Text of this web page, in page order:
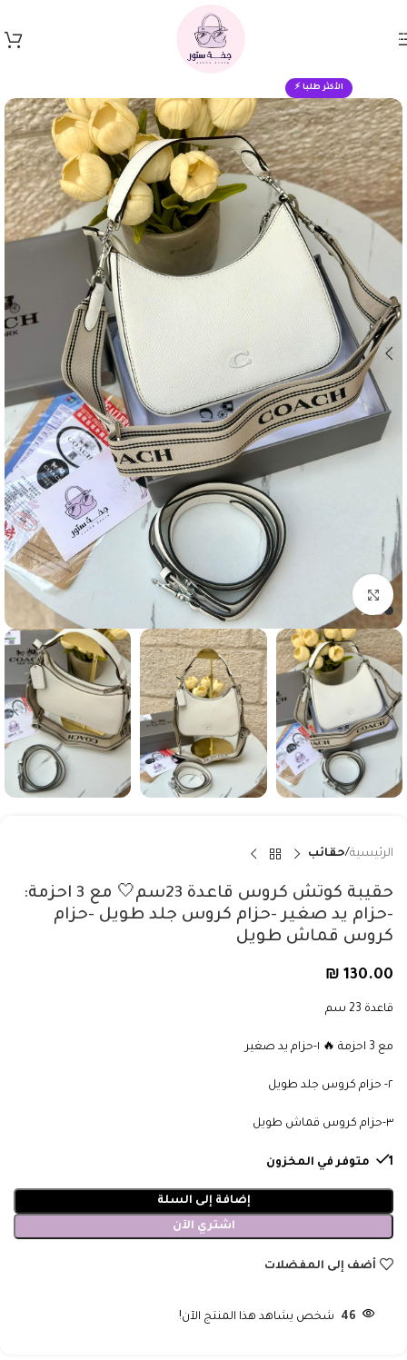
Skip to main content
الأكثر طلبا ⚡
الرئيسية حقائب
حقيبة كوتش كروس قاعدة 23سم🤍 مع 3 احزمة:
-حزام يد صغير -حزام كروس جلد طويل -حزام
كروس قماش طويل
₪ 130.00
قاعدة 23 سم
مع 3 احزمة 🔥 ١-حزام يد صغير
٢- حزام كروس جلد طويل
٣-حزام كروس قماش طويل
1 متوفر في المخزون
إضافة إلى السلة
اشتري الآن
أضف إلى المفضلات
46 شخص يشاهد هذا المنتج الآن!